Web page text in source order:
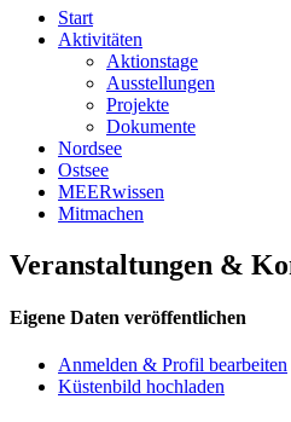
Start
Aktivitäten
Aktionstage
Ausstellungen
Projekte
Dokumente
Nordsee
Ostsee
MEERwissen
Mitmachen
Veranstaltungen &
Eigene Daten veröffentlichen
Anmelden & Profil bearbeiten
Küstenbild hochladen